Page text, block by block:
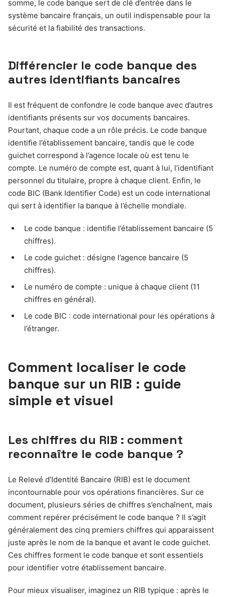
somme, le code banque sert de clé d’entrée dans le
système bancaire français, un outil indispensable pour la
sécurité et la fiabilité des transactions.
Différencier le code banque des
autres identifiants bancaires
Il est fréquent de confondre le code banque avec d’autres
identifiants présents sur vos documents bancaires.
Pourtant, chaque code a un rôle précis. Le code banque
identifie l’établissement bancaire, tandis que le code
guichet correspond à l’agence locale où est tenu le
compte. Le numéro de compte est, quant à lui, l’identifiant
personnel du titulaire, propre à chaque client. Enfin, le
code BIC (Bank Identifier Code) est un code international
qui sert à identifier la banque à l’échelle mondiale.
Le code banque : identifie l’établissement bancaire (5
chiffres).
Le code guichet : désigne l’agence bancaire (5
chiffres).
Le numéro de compte : unique à chaque client (11
chiffres en général).
Le code BIC : code international pour les opérations à
l’étranger.
Comment localiser le code
banque sur un RIB : guide
simple et visuel
Les chiffres du RIB : comment
reconnaître le code banque ?
Le Relevé d’Identité Bancaire (RIB) est le document
incontournable pour vos opérations financières. Sur ce
document, plusieurs séries de chiffres s’enchaînent, mais
comment repérer précisément le code banque ? Il s’agit
généralement des cinq premiers chiffres qui apparaissent
juste après le nom de la banque et avant le code guichet.
Ces chiffres forment le code banque et sont essentiels
pour identifier votre établissement bancaire.
Pour mieux visualiser, imaginez un RIB typique : après le